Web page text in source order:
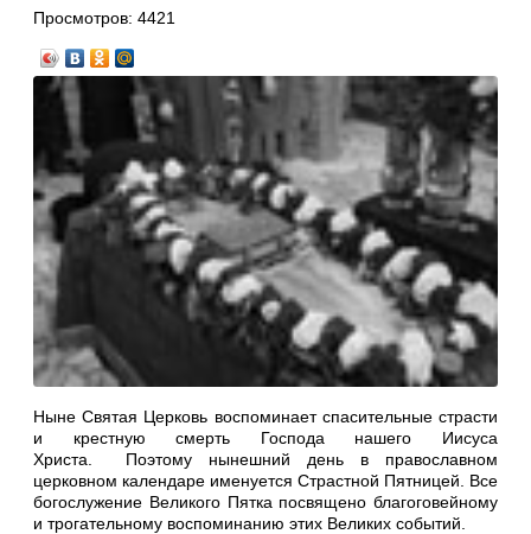
Просмотров: 4421
Ныне Святая Церковь воспоминает спасительные страсти
и крестную смерть Господа нашего Иисуса
Христа. Поэтому нынешний день в православном
церковном календаре именуется Страстной Пятницей. Все
богослужение Великого Пятка посвящено благоговейному
и трогательному воспоминанию этих Великих событий.